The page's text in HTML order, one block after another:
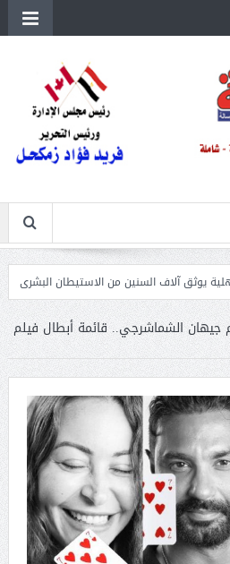
السنين من الاستيطان البشرى اتحاد الكرة يطلب
جيهان الشماشرجي.. قائمة أبطال فيلم